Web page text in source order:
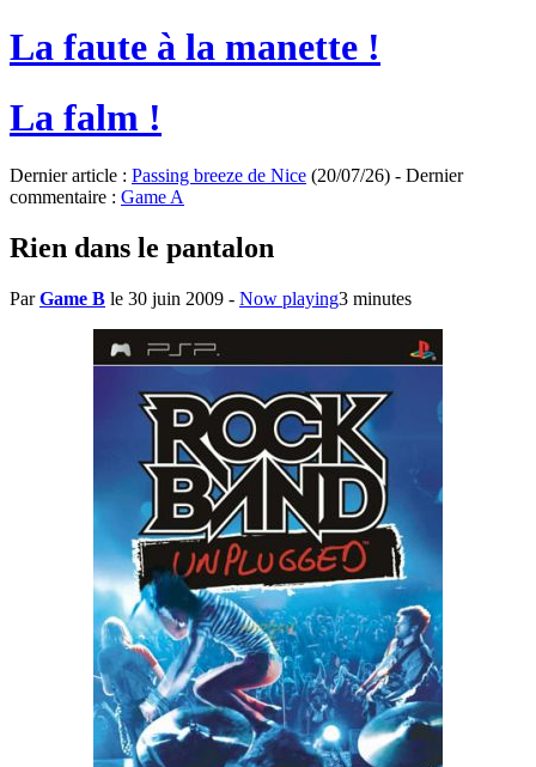
La faute à la manette !
La falm !
Dernier article : Passing breeze de Nice (20/07/26) - Dernier
commentaire : Game A
Rien dans le pantalon
ParGame B le 30 juin 2009 - Now playing3 minutes